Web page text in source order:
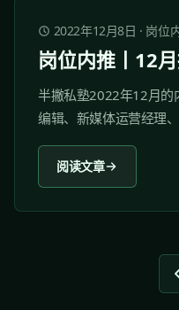
2022年12月8日 · 岗位
岗位内推丨12月
半撇私塾2022年12月的
编辑、新媒体运营经理
秀学员将会获得优先内
们...
阅读文章